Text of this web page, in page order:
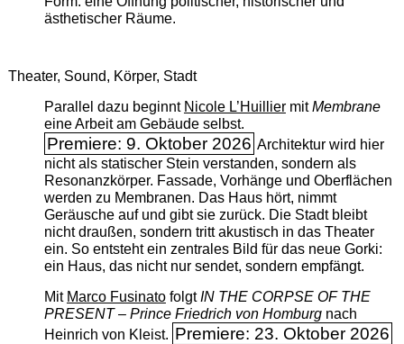
ästhetischer Räume.
Theater, Sound, Körper, Stadt
Parallel dazu beginnt Nicole L’Huilliermit ­Membrane
eine Arbeit am Gebäude selbst.
Premiere: 9. Oktober 2026 Architektur wird hier
nicht als statischer Stein verstanden, sondern als
Resonanzkörper. Fassade, Vorhänge und Oberflächen
werden zu Membranen. Das Haus hört, nimmt
Geräusche auf und gibt sie zurück. Die Stadt bleibt
nicht draußen, sondern tritt akustisch in das Theater
ein. So entsteht ein zentrales Bild für das neue Gorki:
ein Haus, das nicht nur sendet, sondern empfängt.
Mit Marco FusinatofolgtIN THE CORPSE OF THE
PRESENT – Prince Friedrich von Homburgnach
Heinrich von Kleist. Premiere: 23. Oktober 2026